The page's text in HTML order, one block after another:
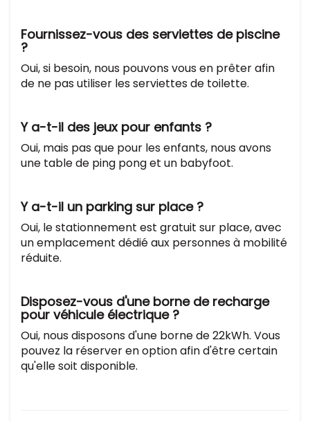
Fournissez-vous des serviettes de piscine
?
Oui, si besoin, nous pouvons vous en prêter afin
de ne pas utiliser les serviettes de toilette.
Y a-t-il des jeux pour enfants ?
Oui, mais pas que pour les enfants, nous avons
une table de ping pong et un babyfoot.
Y a-t-il un parking sur place ?
Oui, le stationnement est gratuit sur place, avec
un emplacement dédié aux personnes à mobilité
réduite.
Disposez-vous d'une borne de recharge
pour véhicule électrique ?
Oui, nous disposons d'une borne de 22kWh. Vous
pouvez la réserver en option afin d'être certain
qu'elle soit disponible.